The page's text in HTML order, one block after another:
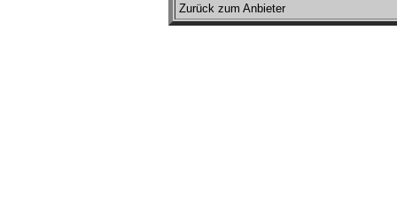
Zurück zum Anbieter